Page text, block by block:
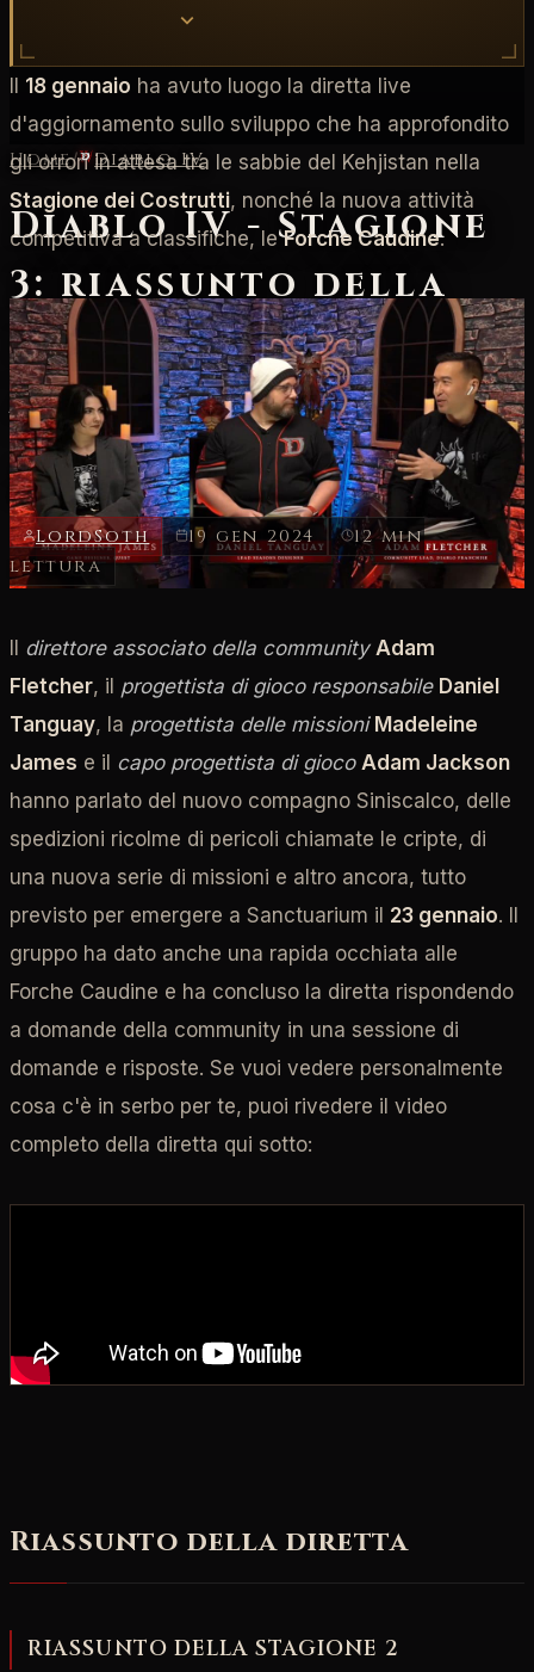
Home/ Diablo IV
Diablo IV - Stagione
3: riassunto della
diretta live di
aggiornamento
Riassunto della diretta live di aggiornamento sullo sviluppo che
si è svolta il 18 gennaio 2024
LordSoth 19 gen 2024
12 min
lettura
18 gennaio ha avuto luogo la diretta live
d'aggiornamento sullo sviluppo che ha approfondito
gli orrori in attesa tra le sabbie del Kehjistan nella
Stagione dei Costrutti, nonché la nuova attività
competitiva a classifiche, leForche Caudine.
direttore associato della community Adam
Fletcher, il progettista di gioco responsabile Daniel
Tanguay, la progettista delle missioni Madeleine
James e il capo progettista di gioco Adam Jackson
hanno parlato del nuovo compagno Siniscalco, delle
spedizioni ricolme di pericoli chiamate le cripte, di
una nuova serie di missioni e altro ancora, tutto
previsto per emergere a Sanctuarium il 23 gennaio. Il
gruppo ha dato anche una rapida occhiata alle
Forche Caudine e ha concluso la diretta rispondendo
a domande della community in una sessione di
domande e risposte. Se vuoi vedere personalmente
cosa c'è in serbo per te, puoi rivedere il video
completo della diretta qui sotto:
Riassunto della diretta
RIASSUNTO DELLA STAGIONE 2